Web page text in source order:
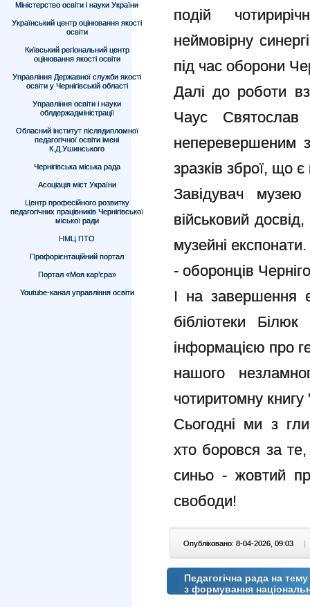
Міністерство освіти і науки України
Український центр оцінювання якості
освіти
Київський регіональний центр
оцінювання якості освіти
Управління Державної служби якості
освіти у Чернігівській області
Управління освіти і науки
облдержадміністрації
Обласний інститут післядипломної
педагогічної освіти імені
К.Д.Ушинського
Чернігівська міська рада
Асоціація міст України
Центр професійного розвитку
педагогічних працівників Чернігівської
міської ради
НМЦ ПТО
Профорієнтаційний портал
Портал «Моя кар’єра»
Youtube-канал управління освіти
подій
неймовірну
під час оборони
Далі до роботи
Чаус Святослав
неперевершеним
зразків зброї, що є
Завідувач
військовий
музейні
- оборонців
І на завершення
бібліотеки
інформацією про
нашого
чотиритомну книгу
Сьогодні ми з
хто боровся за
синьо - жовтий
свободи!
Опубліковано: 8-04-2026, 09:03 |
Педагогічна рада на
з формування